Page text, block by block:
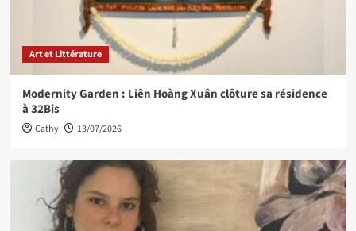
Art et Littérature
Modernity Garden : Liên Hoàng Xuân clôture sa résidence
à 32Bis
Cathy 13/07/2026